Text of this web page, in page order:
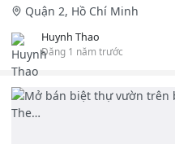
Quận 2, Hồ Chí Minh
Huynh Thao
Đăng 1 năm trước